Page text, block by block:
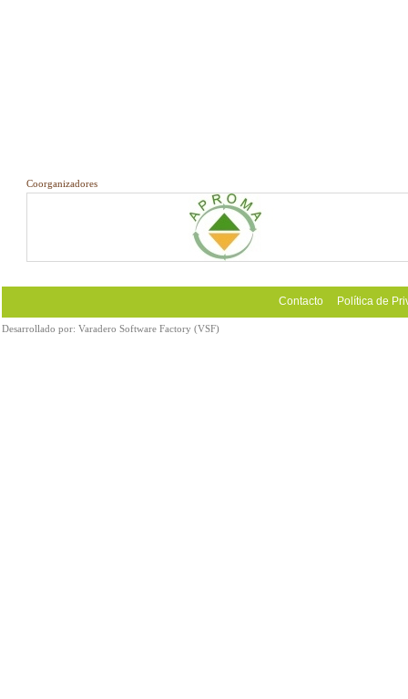
Coorganizadores
Contacto Política de
Desarrollado por: Varadero Software Factory (VSF)